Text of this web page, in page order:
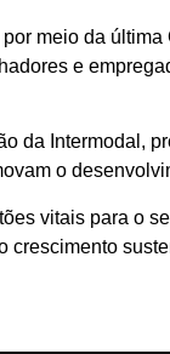
meio da
e
da Intermodal,
o
vitais para o